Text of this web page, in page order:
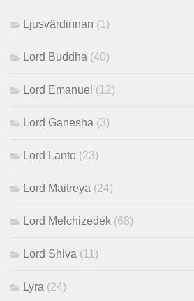
Ljusvärdinnan (1)
Lord Buddha (40)
Lord Emanuel (12)
Lord Ganesha (3)
Lord Lanto (23)
Lord Maitreya (24)
Lord Melchizedek (68)
Lord Shiva (11)
Lyra (24)